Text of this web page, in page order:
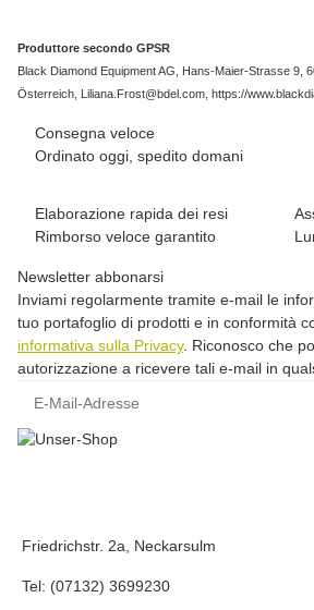
Produttore secondo GPSR
Black Diamond Equipment AG, Hans-Maier-Strasse 9,
Österreich, Liliana.Frost@bdel.com, https://
Consegna veloce
Ordinato oggi, spedito domani
Elaborazione rapida dei resi
Rimborso veloce garantito
Newsletter abbonarsi
Inviami regolarmente tramite e-mail le
tuo portafoglio di prodotti e in conformità
informativa sulla Privacy. Riconosco che
autorizzazione a ricevere tali e-mail in
Friedrichstr. 2a, Neckarsulm
Tel: (07132) 3699230